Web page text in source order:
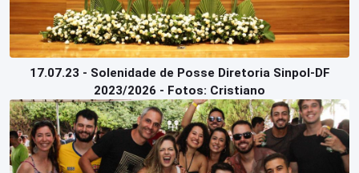
17.07.23 - Solenidade de Posse Diretoria Sinpol-DF
2023/2026 - Fotos: Cristiano